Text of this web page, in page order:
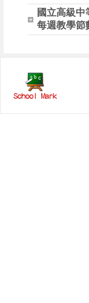
國立高級中
每週教學節